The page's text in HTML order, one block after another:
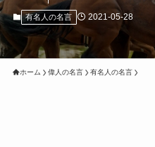
有名人の名言 2021-05-28
ホーム 偉人の名言 有名人の名言